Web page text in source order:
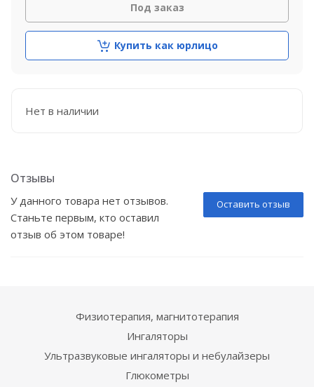
Под заказ
Купить как юрлицо
Нет в наличии
Отзывы
Оставить отзыв
У данного товара нет отзывов.
Станьте первым, кто оставил
отзыв об этом товаре!
Физиотерапия, магнитотерапия
Ингаляторы
Ультразвуковые ингаляторы и небулайзеры
Глюкометры